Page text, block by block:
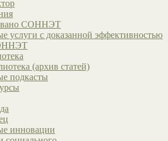
СОННЭТ
услуги с доказанной эффективностью
(архив статей)
подкасты
инновации